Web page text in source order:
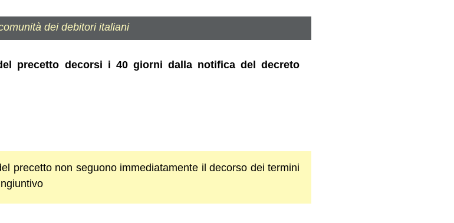
dei debitori italiani
precetto decorsi i 40 giorni dalla notifica del decreto
precetto non seguono immediatamente il decorso dei termini